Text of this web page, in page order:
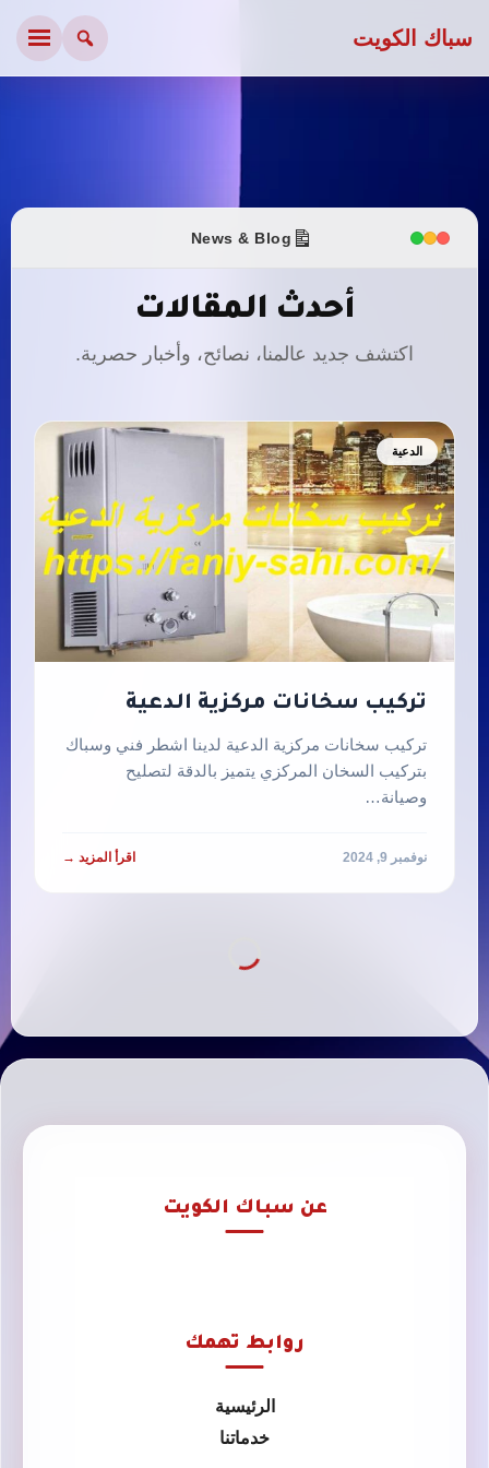
سباك الكويت
News & Blog
أحدث المقالات
اكتشف جديد عالمنا، نصائح، وأخبار حصرية.
الدعية
تركيب سخانات مركزية الدعية
تركيب سخانات مركزية الدعية لدينا اشطر فني وسباك
بتركيب السخان المركزي يتميز بالدقة لتصليح
وصيانة…
نوفمبر 9, 2024 اقرأ المزيد →
عن سباك الكويت
روابط تهمك
الرئيسية
خدماتنا